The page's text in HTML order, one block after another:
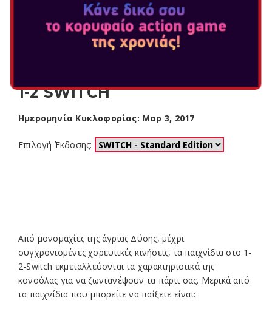
1-2 SWITCH
Ημερομηνία Κυκλοφορίας: Μαρ 3, 2017
Επιλογή Έκδοσης:
Από μονομαχίες της άγριας Δύσης, μέχρι
συγχρονισμένες χορευτικές κινήσεις, τα παιχνίδια στο 1-
2-Switch εκμεταλλεύονται τα χαρακτηριστικά της
κονσόλας για να ζωντανέψουν τα πάρτι σας. Μερικά από
τα παιχνίδια που μπορείτε να παίξετε είναι: